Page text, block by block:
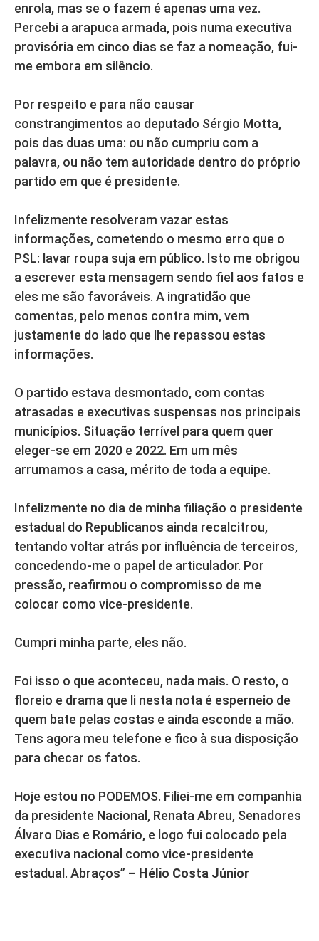
enrola, mas se o fazem é apenas uma vez.
Percebi a arapuca armada, pois numa executiva
provisória em cinco dias se faz a nomeação, fui-
me embora em silêncio.
Por respeito e para não causar
constrangimentos ao deputado Sérgio Motta,
pois das duas uma: ou não cumpriu com a
palavra, ou não tem autoridade dentro do próprio
partido em que é presidente.
Infelizmente resolveram vazar estas
informações, cometendo o mesmo erro que o
PSL: lavar roupa suja em público. Isto me obrigou
a escrever esta mensagem sendo fiel aos fatos e
eles me são favoráveis. A ingratidão que
comentas, pelo menos contra mim, vem
justamente do lado que lhe repassou estas
informações.
O partido estava desmontado, com contas
atrasadas e executivas suspensas nos principais
municípios. Situação terrível para quem quer
eleger-se em 2020 e 2022. Em um mês
arrumamos a casa, mérito de toda a equipe.
Infelizmente no dia de minha filiação o presidente
estadual do Republicanos ainda recalcitrou,
tentando voltar atrás por influência de terceiros,
concedendo-me o papel de articulador. Por
pressão, reafirmou o compromisso de me
colocar como vice-presidente.
Cumpri minha parte, eles não.
Foi isso o que aconteceu, nada mais. O resto, o
floreio e drama que li nesta nota é esperneio de
quem bate pelas costas e ainda esconde a mão.
Tens agora meu telefone e fico à sua disposição
para checar os fatos.
Hoje estou no PODEMOS. Filiei-me em companhia
da presidente Nacional, Renata Abreu, Senadores
Álvaro Dias e Romário, e logo fui colocado pela
executiva nacional como vice-presidente
estadual. Abraços” – Hélio Costa Júnior